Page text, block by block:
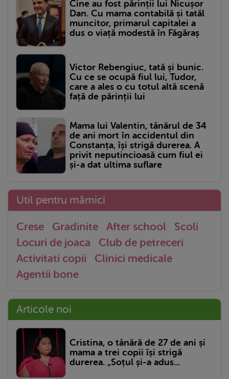
Cine au fost părinții lui Nicușor
Dan. Cu mama contabilă și tatăl
muncitor, primarul capitalei a
dus o viață modestă în Făgăraș
Victor Rebengiuc, tată și bunic.
Cu ce se ocupă fiul lui, Tudor,
care a ales o cu totul altă scenă
față de părinții lui
Mama lui Valentin, tânărul de 34
de ani mort în accidentul din
Constanța, își strigă durerea. A
privit neputincioasă cum fiul ei
și-a dat ultima suflare
Util pentru mămici
Crese Gradinite After school
Scoli
Locuri de joaca
Club de petreceri
Activitati copii
Clinici medicale
Agentii bone
Articole noi
Cristina, o tânără de 27 de ani și
mama a trei copii își strigă
durerea. „Soțul și-a adus...